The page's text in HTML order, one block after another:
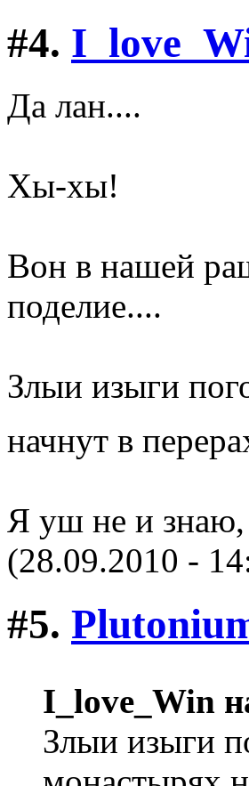
#4.
Да лан....
Хы-хы!
Вон в нашей
поделие....
Злыи изыги
начнут в
Я уш не и знаю,
(28.09.2010 -
#5.
I_love_Win
Злыи изыги